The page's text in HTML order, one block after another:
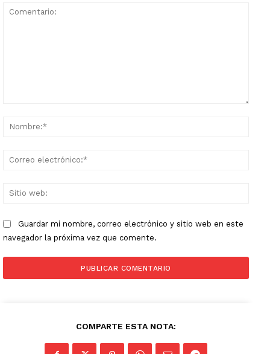
Guardar mi nombre, correo electrónico y sitio web en este
navegador la próxima vez que comente.
COMPARTE ESTA NOTA: